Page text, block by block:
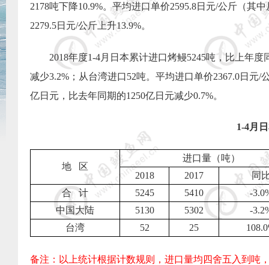
2178吨下降10.9%。平均进口单价2595.8日元/公斤（其中
2279.5日元/公斤上升13.9%。
2018年度1-4月日本累计进口烤鳗5245吨，比上年度
减少3.2% ；从台湾进口52吨。平均进口单价2367.0日元/
亿日元，比去年同期的1250亿日元减少0.7%。
1-4月
地 区
进口量（吨）
2018
2017
同
合
计 5245 5410
-
中国大陆
5130 5302
-
台湾
52 25
备注：以上统计根据计数规则，进口量均四舍五入到吨